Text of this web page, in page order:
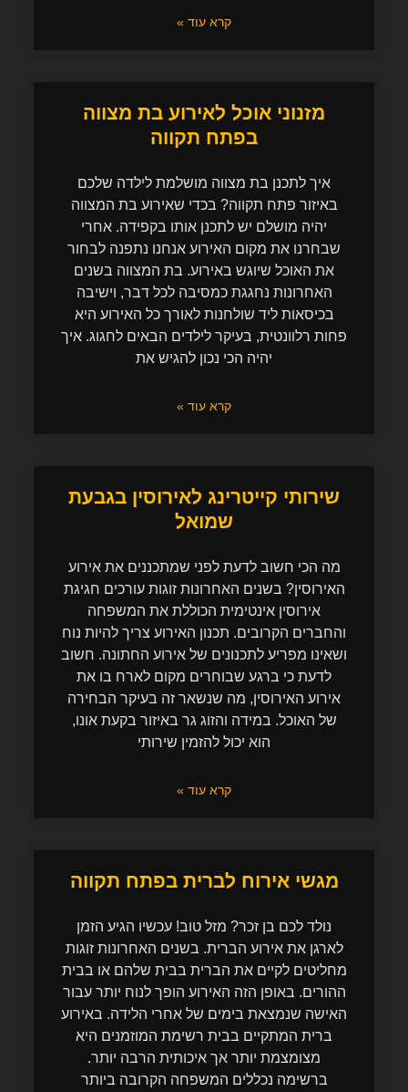
קרא עוד »
מזנוני אוכל לאירוע בת מצווה
בפתח תקווה
איך לתכנן בת מצווה מושלמת לילדה שלכם
באיזור פתח תקווה? בכדי שאירוע בת המצווה
יהיה מושלם יש לתכנן אותו בקפידה. אחרי
שבחרנו את מקום האירוע אנחנו נתפנה לבחור
את האוכל שיוגש באירוע. בת המצווה בשנים
האחרונות נחגגת כמסיבה לכל דבר, וישיבה
בכיסאות ליד שולחנות לאורך כל האירוע היא
פחות רלוונטית, בעיקר לילדים הבאים לחגוג. איך
יהיה הכי נכון להגיש את
קרא עוד »
שירותי קייטרינג לאירוסין בגבעת
שמואל
מה הכי חשוב לדעת לפני שמתכננים את אירוע
האירוסין? בשנים האחרונות זוגות עורכים חגיגת
אירוסין אינטימית הכוללת את המשפחה
והחברים הקרובים. תכנון האירוע צריך להיות נוח
ושאינו מפריע לתכנונים של אירוע החתונה. חשוב
לדעת כי ברגע שבוחרים מקום לארח בו את
אירוע האירוסין, מה שנשאר זה בעיקר הבחירה
של האוכל. במידה והזוג גר באיזור בקעת אונו,
הוא יכול להזמין שירותי
קרא עוד »
מגשי אירוח לברית בפתח תקווה
נולד לכם בן זכר? מזל טוב! עכשיו הגיע הזמן
לארגן את אירוע הברית. בשנים האחרונות זוגות
מחליטים לקיים את הברית בבית שלהם או בבית
ההורים. באופן הזה האירוע הופך לנוח יותר עבור
האישה שנמצאת בימים של אחרי הלידה. באירוע
ברית המתקיים בבית רשימת המוזמנים היא
מצומצמת יותר אך איכותית הרבה יותר.
ברשימה נכללים המשפחה הקרובה ביותר